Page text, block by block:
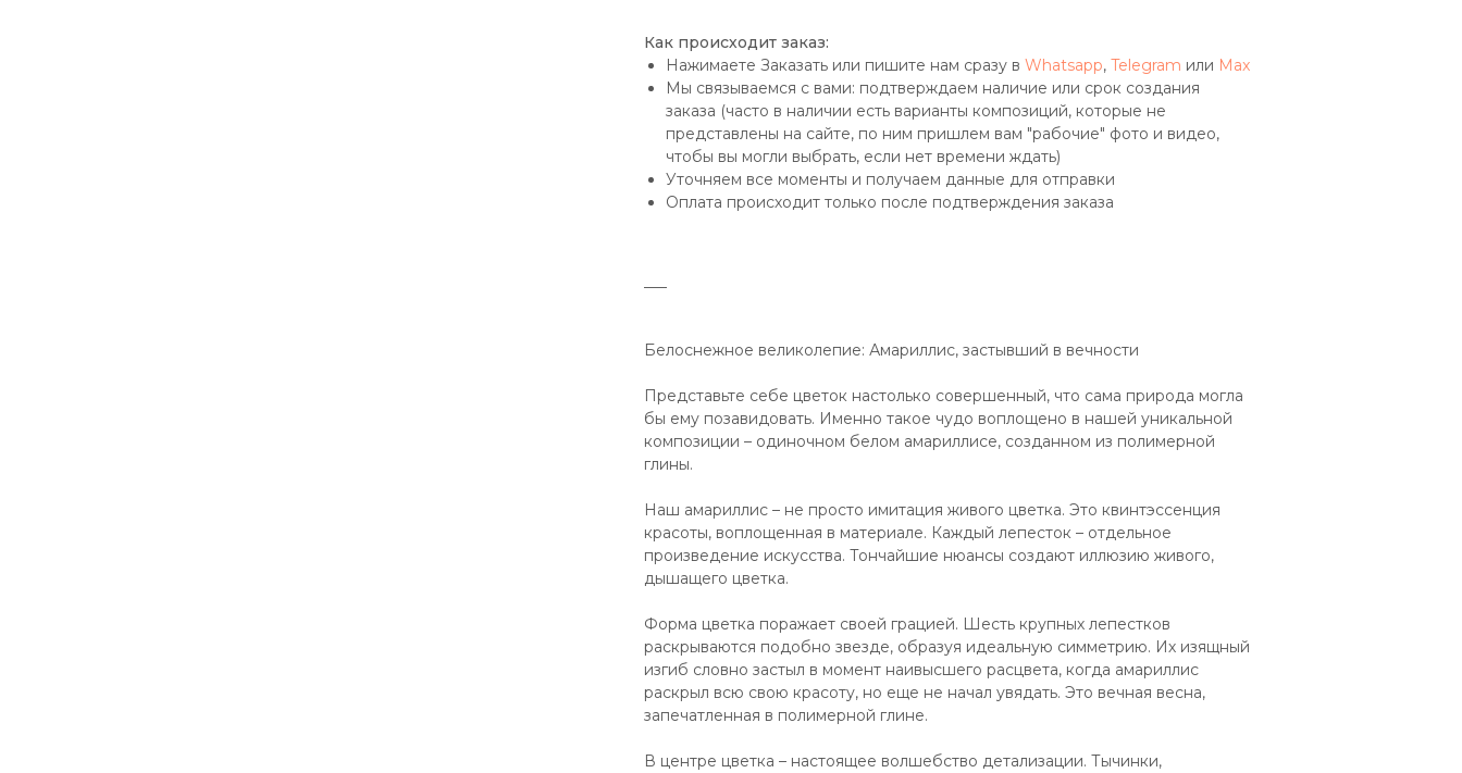
Как происходит заказ:
Нажимаете Заказать или пишите нам сразу в Whatsapp, Telegram или Max
Мы связываемся с вами: подтверждаем наличие или срок создания
заказа (часто в наличии есть варианты композиций, которые не
представлены на сайте, по ним пришлем вам "рабочие" фото и видео,
чтобы вы могли выбрать, если нет времени ждать)
Уточняем все моменты и получаем данные для отправки
Оплата происходит только после подтверждения заказа
Белоснежное великолепие: Амариллис, застывший в вечности
Представьте себе цветок настолько совершенный, что сама природа могла
бы ему позавидовать. Именно такое чудо воплощено в нашей уникальной
композиции – одиночном белом амариллисе, созданном из полимерной
глины.
Наш амариллис – не просто имитация живого цветка. Это квинтэссенция
красоты, воплощенная в материале. Каждый лепесток – отдельное
произведение искусства. Тончайшие нюансы создают иллюзию живого,
дышащего цветка.
Форма цветка поражает своей грацией. Шесть крупных лепестков
раскрываются подобно звезде, образуя идеальную симметрию. Их изящный
изгиб словно застыл в момент наивысшего расцвета, когда амариллис
раскрыл всю свою красоту, но еще не начал увядать. Это вечная весна,
запечатленная в полимерной глине.
В центре цветка – настоящее волшебство детализации. Тычинки,